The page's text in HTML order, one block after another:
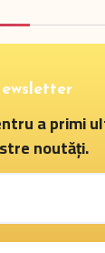
a primi
noutăți.